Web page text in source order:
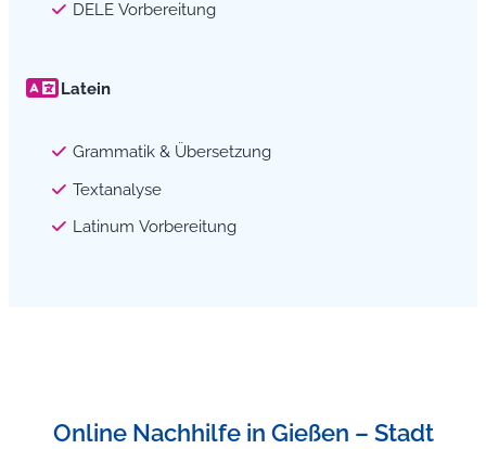
DELE Vorbereitung
Latein
Grammatik & Übersetzung
Textanalyse
Latinum Vorbereitung
Online Nachhilfe in Gießen – Stadt